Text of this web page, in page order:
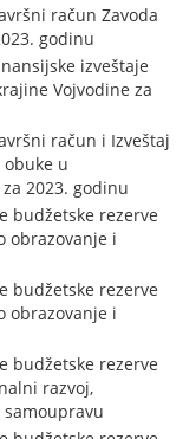
račun Zavoda
godinu
izveštaje
Vojvodine za
račun i Izveštaj
u
2023. godinu
budžetske rezerve
obrazovanje i
budžetske rezerve
obrazovanje i
budžetske rezerve
razvoj,